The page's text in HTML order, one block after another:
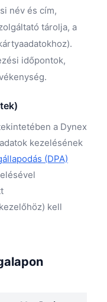
név és cím,
tárolja, a
időpontok,
a Dynex
kezelésének
(DPA)
kell